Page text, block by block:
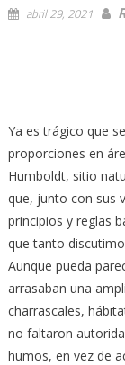
abril 29, 2021
Ya es trágico que
proporciones en
Humboldt, sitio
que, junto con sus
principios y reglas
que tanto
Aunque pueda
arrasaban una
charrascales,
no faltaron
humos, en vez de